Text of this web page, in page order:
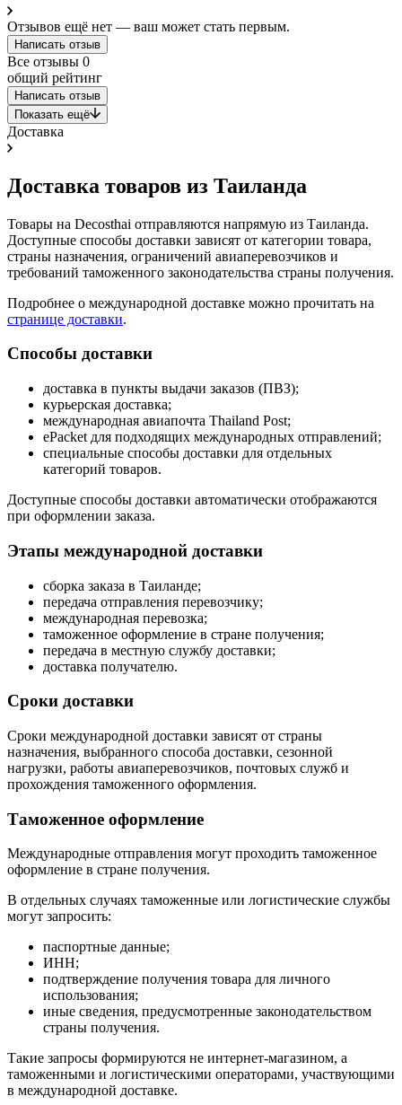
Отзывов ещё нет — ваш может стать первым.
Написать отзыв
Все отзывы 0
общий рейтинг
Написать отзыв
Показать ещё
Доставка
Доставка товаров из Таиланда
Товары на Decosthai отправляются напрямую из Таиланда.
Доступные способы доставки зависят от категории товара,
страны назначения, ограничений авиаперевозчиков и
требований таможенного законодательства страны получения.
Подробнее о международной доставке можно прочитать на
странице доставки.
Способы доставки
доставка в пункты выдачи заказов (ПВЗ);
курьерская доставка;
международная авиапочта Thailand Post;
ePacket для подходящих международных отправлений;
специальные способы доставки для отдельных
категорий товаров.
Доступные способы доставки автоматически отображаются
при оформлении заказа.
Этапы международной доставки
сборка заказа в Таиланде;
передача отправления перевозчику;
международная перевозка;
таможенное оформление в стране получения;
передача в местную службу доставки;
доставка получателю.
Сроки доставки
Сроки международной доставки зависят от страны
назначения, выбранного способа доставки, сезонной
нагрузки, работы авиаперевозчиков, почтовых служб и
прохождения таможенного оформления.
Таможенное оформление
Международные отправления могут проходить таможенное
оформление в стране получения.
В отдельных случаях таможенные или логистические службы
могут запросить:
паспортные данные;
ИНН;
подтверждение получения товара для личного
использования;
иные сведения, предусмотренные законодательством
страны получения.
Такие запросы формируются не интернет-магазином, а
таможенными и логистическими операторами, участвующими
в международной доставке.